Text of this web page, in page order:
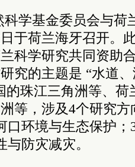
科学基金委员会与荷
于荷兰海牙召开。
科学研究共同资助
究的主题是 “水道
的珠江三角洲等、
等，涉及4个研究
口环境与生态保护
防灾减灾。